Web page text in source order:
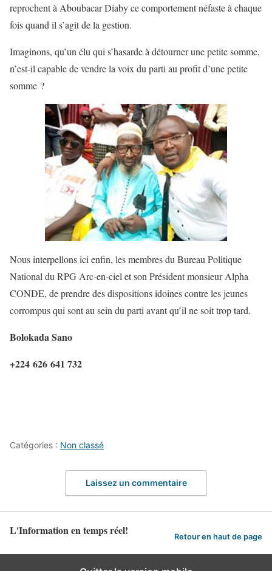
reprochent à Aboubacar Diaby ce comportement néfaste à chaque
fois quand il s’agit de la gestion.
Imaginons, qu’un élu qui s’hasarde à détourner une petite somme,
n’est-il capable de vendre la voix du parti au profit d’une petite
somme ?
Nous interpellons ici enfin, les membres du Bureau Politique
National du RPG Arc-en-ciel et son Président monsieur Alpha
CONDE, de prendre des dispositions idoines contre les jeunes
corrompus qui sont au sein du parti avant qu’il ne soit trop tard.
Bolokada Sano
+224 626 641 732
Catégories : Non classé
Laissez un commentaire
L'Information en temps réel! Retour en haut de page